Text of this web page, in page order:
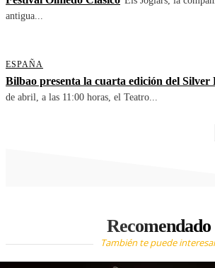
antigua...
ESPAÑA
Bilbao presenta la cuarta edición del Silver
de abril, a las 11:00 horas, el Teatro...
Recomendado
También te puede